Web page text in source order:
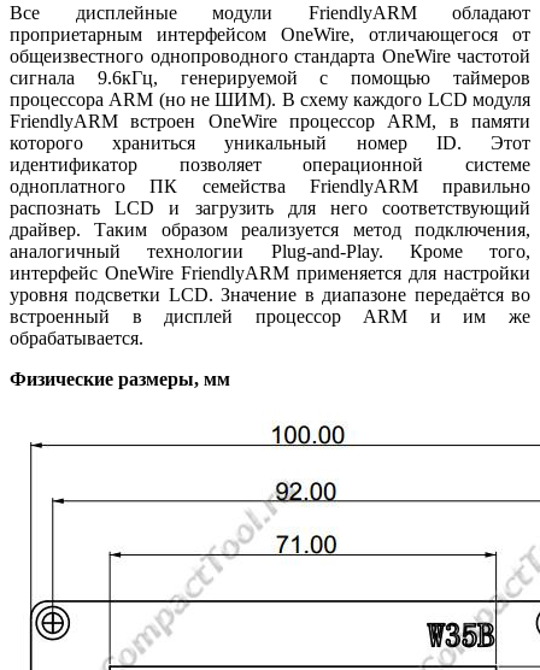
Все дисплейные модули FriendlyARM обладают
проприетарным интерфейсом OneWire, отличающегося от
общеизвестного однопроводного стандарта OneWire частотой
сигнала 9.6кГц, генерируемой с помощью таймеров
процессора ARM (но не ШИМ). В схему каждого LCD модуля
FriendlyARM встроен OneWire процессор ARM, в памяти
которого храниться уникальный номер ID. Этот
идентификатор позволяет операционной системе
одноплатного ПК семейства FriendlyARM правильно
распознать LCD и загрузить для него соответствующий
драйвер. Таким образом реализуется метод подключения,
аналогичный технологии Plug-and-Play. Кроме того,
интерфейс OneWire FriendlyARM применяется для настройки
уровня подсветки LCD. Значение в диапазоне передаётся во
встроенный в дисплей процессор ARM и им же
обрабатывается.
Физические размеры, мм